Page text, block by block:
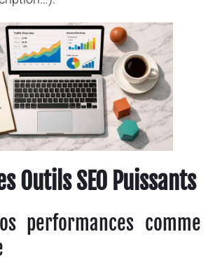
Outils SEO Puissants
performances comme